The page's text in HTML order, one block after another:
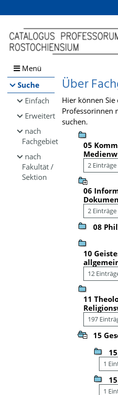
Browsen
direkt zum Inhalt
Menü
Suche
Einfach
Erweitert
nach
Fachgebiet
nach
Fakultät /
Sektion
Über
Hier können
Professorinnen
suchen.
05
2 Einträge
06
2 Einträge
08
10
12
11
197
15
1
1